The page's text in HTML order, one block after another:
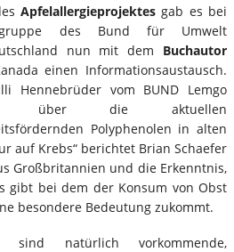
Apfelallergieprojektes gab es bei
des Bund für Umwelt
nun mit dem Buchautor
einen Informationsaustausch.
Hennebrüder vom BUND Lemgo
über die aktuellen
Polyphenolen in alten
auf Krebs“ berichtet Brian Schaefer
Großbritannien und die Erkenntnis,
gibt bei dem der Konsum von Obst
besondere Bedeutung zukommt.
sind natürlich vorkommende,